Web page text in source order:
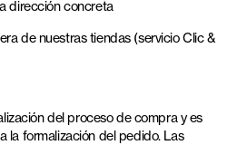
dirección concreta
de nuestras tiendas (servicio Clic &
del proceso de compra y es
la formalización del pedido. Las